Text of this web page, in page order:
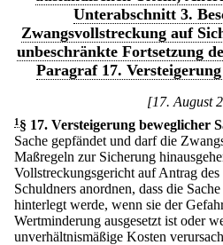
Unterabschnitt 3.
Zwangsvollstreckung auf
unbeschränkte Fortsetzung
Paragraf 17.
[17. August
1 § 17. Versteigerung beweglicher
Sache gepfändet und darf die
Maßregeln zur Sicherung
Vollstreckungsgericht auf Antrag
Schuldners anordnen, dass die
hinterlegt werde, wenn sie der
Wertminderung ausgesetzt ist oder
unverhältnismäßige Kosten